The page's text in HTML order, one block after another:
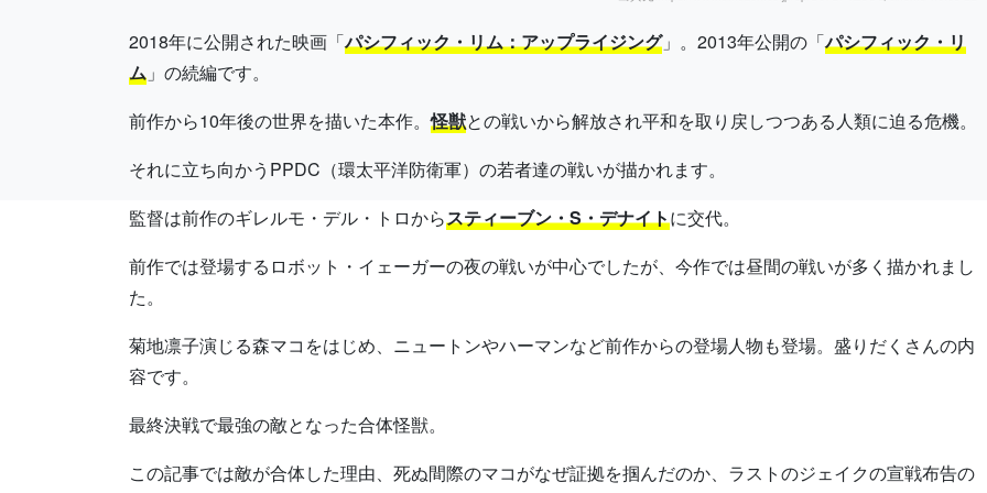
2018年に公開された映画「パシフィック・リム：アップライジング」。2013年公開の「パシフィック・リ
ム 」の続編です。
前作から10年後の世界を描いた本作。怪獣との戦いから解放され平和を取り戻しつつある人類に迫る危機。
それに立ち向かうPPDC（環太平洋防衛軍）の若者達の戦いが描かれます。
監督は前作のギレルモ・デル・トロからスティーブン・S・デナイトに交代。
前作では登場するロボット・イェーガーの夜の戦いが中心でしたが、今作では昼間の戦いが多く描かれまし
た。
菊地凛子演じる森マコをはじめ、ニュートンやハーマンなど前作からの登場人物も登場。盛りだくさんの内
容です。
最終決戦で最強の敵となった合体怪獣。
この記事では敵が合体した理由、死ぬ間際のマコがなぜ証拠を掴んだのか、ラストのジェイクの宣戦布告の